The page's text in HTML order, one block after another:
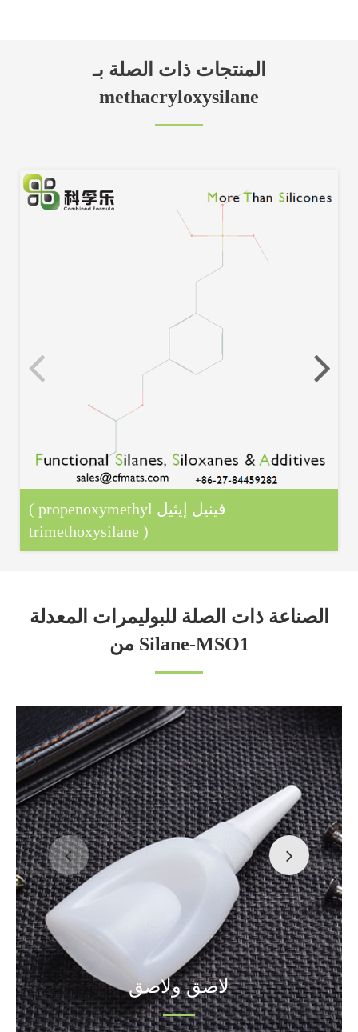
المنتجات ذات الصلة بـ
methacryloxysilane
( propenoxymethyl فينيل إيثيل
trimethoxysilane )
الصناعة ذات الصلة للبوليمرات المعدلة
من Silane-MSO1
لاصق ولاصق